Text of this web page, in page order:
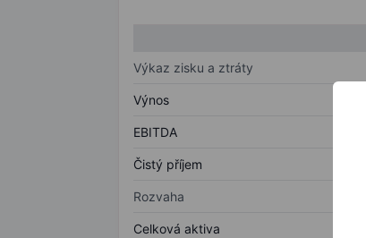
Výkaz zisku a ztráty
Výnos
EBITDA
Čistý příjem
Rozvaha
Celková aktiva